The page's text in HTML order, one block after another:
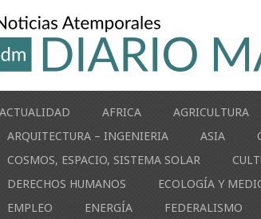
ACTUALIDAD AFRICA AGRICULTURA
ARQUITECTURA – INGENIERIA
ASIA
COSMOS, ESPACIO, SISTEMA SOLAR
DERECHOS HUMANOS
ECOLOGÍA Y
EMPLEO
ENERGÍA FEDERALISMO